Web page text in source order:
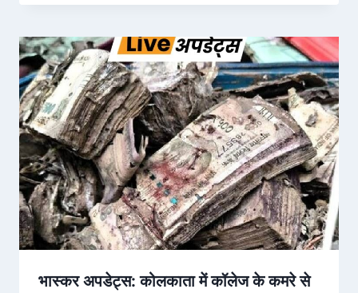
भास्कर अपडेट्स: कोलकाता में कॉलेज के कमरे से